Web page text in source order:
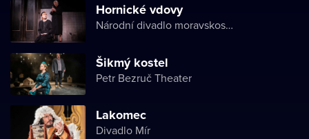
Hornické vdovy
Národní divadlo moravskoslezské
Šikmý kostel
Petr Bezruč Theater
Lakomec
Divadlo Mír